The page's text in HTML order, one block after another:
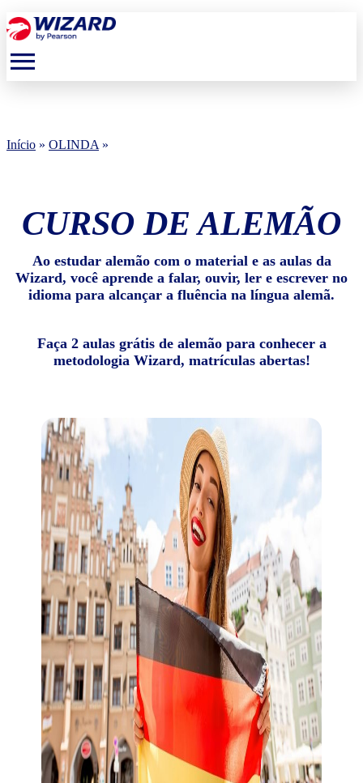
menu
Início » OLINDA »
CURSO DE ALEMÃO
Ao estudar alemão com o material e as aulas da
Wizard, você aprende a falar, ouvir, ler e escrever no
idioma para alcançar a fluência na língua alemã.
Faça 2 aulas grátis de alemão para conhecer a
metodologia Wizard, matrículas abertas!